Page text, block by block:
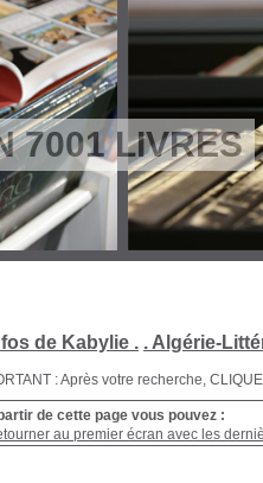
7001 LIVRES
de Kabylie . . Algérie-
: Après votre recherche,
de cette page vous pouvez :
au premier écran avec les